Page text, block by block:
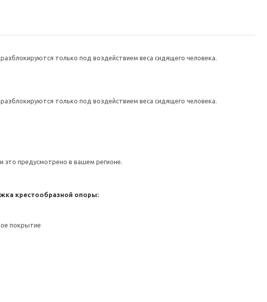
только под воздействием веса сидящего человека.
только под воздействием веса сидящего человека.
это предусмотрено в вашем регионе.
крестообразной опоры:
покрытие